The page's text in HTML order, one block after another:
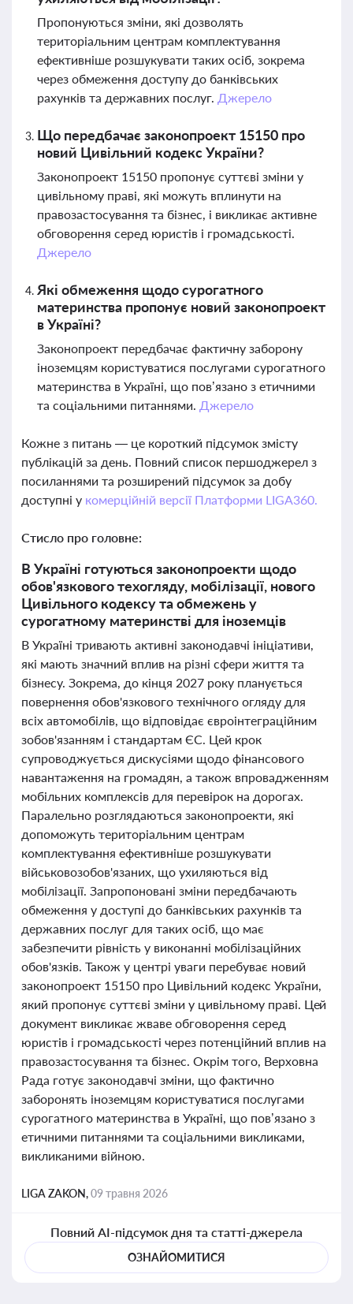
Пропонуються зміни, які дозволять
територіальним центрам комплектування
ефективніше розшукувати таких осіб, зокрема
через обмеження доступу до банківських
рахунків та державних послуг. Джерело
Що передбачає законопроект 15150 про
новий Цивільний кодекс України?
Законопроект 15150 пропонує суттєві зміни у
цивільному праві, які можуть вплинути на
правозастосування та бізнес, і викликає активне
обговорення серед юристів і громадськості.
Джерело
Які обмеження щодо сурогатного
материнства пропонує новий законопроект
в Україні?
Законопроект передбачає фактичну заборону
іноземцям користуватися послугами сурогатного
материнства в Україні, що пов’язано з етичними
та соціальними питаннями. Джерело
Кожне з питань — це короткий підсумок змісту
публікацій за день. Повний список першоджерел з
посиланнями та розширений підсумок за добу
доступні у комерційній версії Платформи LIGA360.
Стисло про головне:
В Україні готуються законопроекти щодо
обов'язкового техогляду, мобілізації, нового
Цивільного кодексу та обмежень у
сурогатному материнстві для іноземців
В Україні тривають активні законодавчі ініціативи,
які мають значний вплив на різні сфери життя та
бізнесу. Зокрема, до кінця 2027 року планується
повернення обов'язкового технічного огляду для
всіх автомобілів, що відповідає євроінтеграційним
зобов'язанням і стандартам ЄС. Цей крок
супроводжується дискусіями щодо фінансового
навантаження на громадян, а також впровадженням
мобільних комплексів для перевірок на дорогах.
Паралельно розглядаються законопроекти, які
допоможуть територіальним центрам
комплектування ефективніше розшукувати
військовозобов'язаних, що ухиляються від
мобілізації. Запропоновані зміни передбачають
обмеження у доступі до банківських рахунків та
державних послуг для таких осіб, що має
забезпечити рівність у виконанні мобілізаційних
обов'язків. Також у центрі уваги перебуває новий
законопроект 15150 про Цивільний кодекс України,
який пропонує суттєві зміни у цивільному праві. Цей
документ викликає жваве обговорення серед
юристів і громадськості через потенційний вплив на
правозастосування та бізнес. Окрім того, Верховна
Рада готує законодавчі зміни, що фактично
заборонять іноземцям користуватися послугами
сурогатного материнства в Україні, що пов’язано з
етичними питаннями та соціальними викликами,
викликаними війною.
LIGA ZAKON,09 травня 2026
Повний AI-підсумок дня та статті-джерела
ОЗНАЙОМИТИСЯ